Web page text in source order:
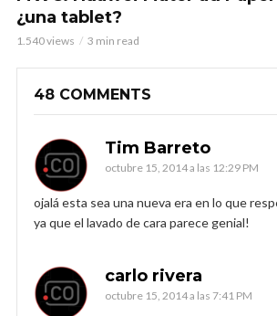
¿una tablet?
1.540 views 3 min read
48 COMMENTS
Tim Barreto
octubre 15, 2014 a las 12:29 PM
ojalá esta sea una nueva era en lo que
ya que el lavado de cara parece genial!
carlo rivera
octubre 15, 2014 a las 7:41 PM